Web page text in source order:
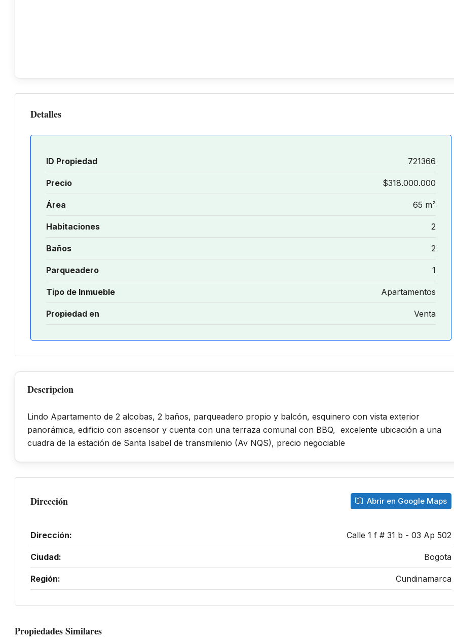
Detalles
ID Propiedad 721366
Precio $318.000.000
Área 65 m²
Habitaciones 2
Baños 2
Parqueadero 1
Tipo de Inmueble Apartamentos
Propiedad en Venta
Descripcion
Lindo Apartamento de 2 alcobas, 2 baños, parqueadero propio y balcón, esquinero con vista exterior
panorámica, edificio con ascensor y cuenta con una terraza comunal con BBQ, excelente ubicación a una
cuadra de la estación de Santa Isabel de transmilenio (Av NQS), precio negociable
Dirección Abrir en Google Maps
Dirección: Calle 1 f # 31 b - 03 Ap 502
Ciudad: Bogota
Región: Cundinamarca
Propiedades Similares